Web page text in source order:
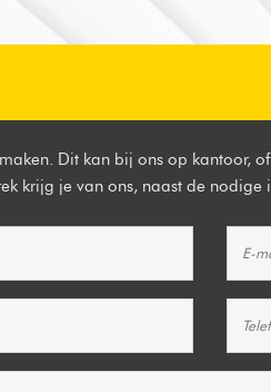
Dit kan bij ons op kantoor,
krijg je van ons, naast de